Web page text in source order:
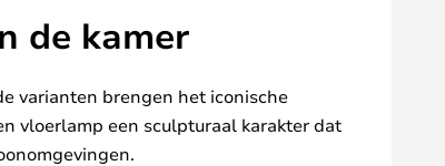
de kamer
varianten brengen het iconische
vloerlamp een sculpturaal karakter dat